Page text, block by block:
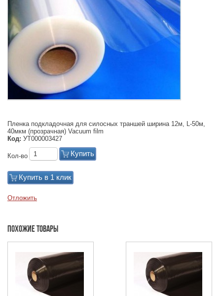
Пленка подкладочная для силосных траншей ширина 12м, L-50м,
40мкм (прозрачная) Vacuum film
Код: УТ000003427
Кол-во Купить
Купить в 1 клик
Отложить
Похожие товары